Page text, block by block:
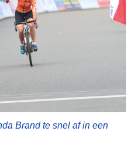
Brand te snel af in een